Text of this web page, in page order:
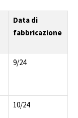
Data di
fabbricazione
9/24
10/24